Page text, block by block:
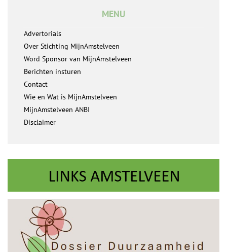
MENU
Advertorials
Over Stichting MijnAmstelveen
Word Sponsor van MijnAmstelveen
Berichten insturen
Contact
Wie en Wat is MijnAmstelveen
MijnAmstelveen ANBI
Disclaimer